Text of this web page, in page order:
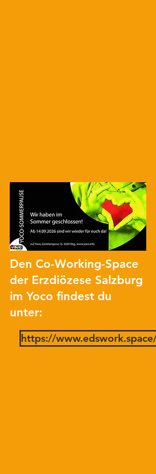
Den Co-Working-Space
der Erzdiözese Salzburg
im Yoco findest du
unter:
https://www.edswork.space/